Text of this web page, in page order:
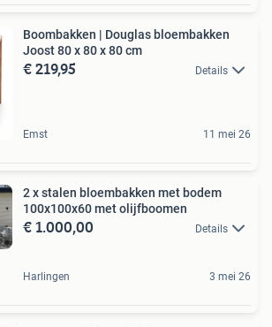
Boombakken | Douglas bloembakken
Joost 80 x 80 x 80 cm
€ 219,95 Details
Emst 11 mei 26
2 x stalen bloembakken met bodem
100x100x60 met olijfboomen
€ 1.000,00 Details
Harlingen 3 mei 26